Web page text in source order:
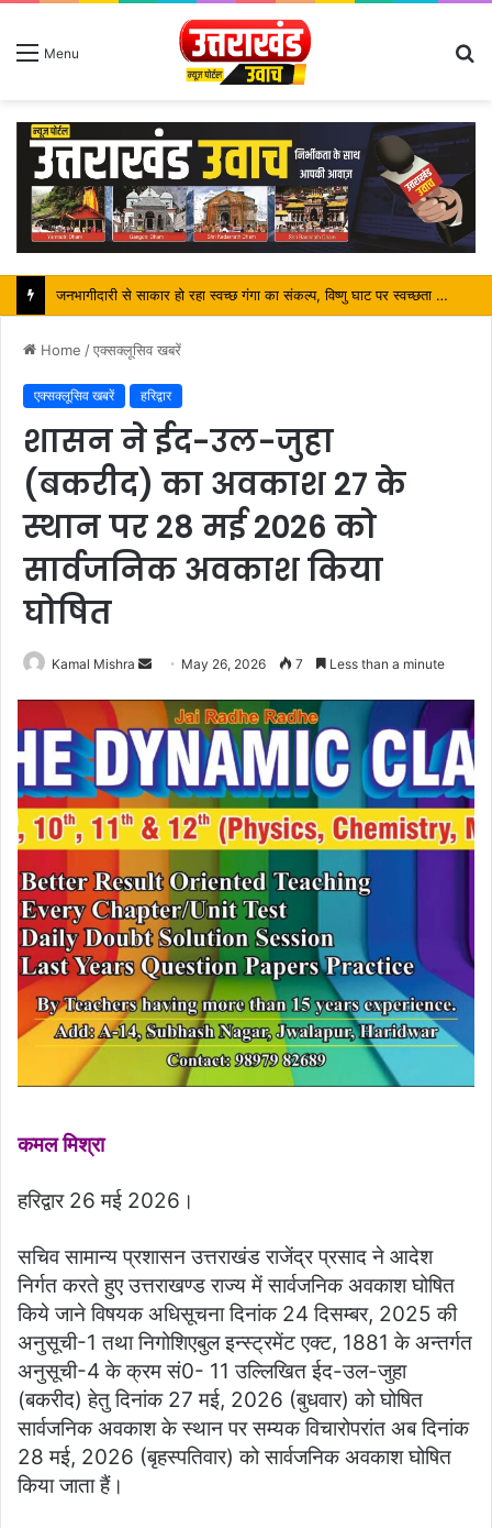
Menu
Home /एक्सक्लूसिव खबरें
एक्सक्लूसिव खबरें हरिद्वार
शासन ने ईद-उल-जुहा
(बकरीद) का अवकाश 27 के
स्थान पर 28 मई 2026 को
सार्वजनिक अवकाश किया
घोषित
Kamal Mishra
Send
email
May 26, 2026 7 Less than a minute
कमल मिश्रा
हरिद्वार 26 मई 2026।
सचिव सामान्य प्रशासन उत्तराखंड राजेंद्र प्रसाद ने आदेश
निर्गत करते हुए उत्तराखण्ड राज्य में सार्वजनिक अवकाश घोषित
किये जाने विषयक अधिसूचना दिनांक 24 दिसम्बर, 2025 की
अनुसूची-1 तथा निगोशिएबुल इन्स्ट्रमेंट एक्ट, 1881 के अन्तर्गत
अनुसूची-4 के क्रम सं0- 11 उल्लिखित ईद-उल-जुहा
(बकरीद) हेतु दिनांक 27 मई, 2026 (बुधवार) को घोषित
सार्वजनिक अवकाश के स्थान पर सम्यक विचारोपरांत अब दिनांक
28 मई, 2026 (बृहस्पतिवार) को सार्वजनिक अवकाश घोषित
किया जाता हैं।